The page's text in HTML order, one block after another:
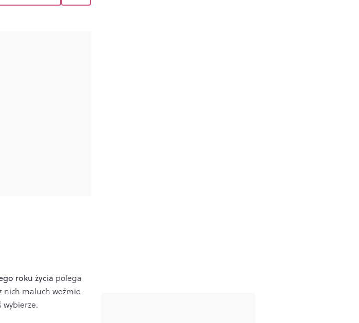
roku życia polega
nich maluch weźmie
wybierze.